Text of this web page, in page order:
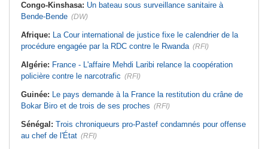
Congo-Kinshasa: Un bateau sous surveillance sanitaire à
Bende-Bende (DW)
Afrique: La Cour international de justice fixe le calendrier de la
procédure engagée par la RDC contre le Rwanda (RFI)
Algérie: France - L'affaire Mehdi Laribi relance la coopération
policière contre le narcotrafic (RFI)
Guinée: Le pays demande à la France la restitution du crâne de
Bokar Biro et de trois de ses proches (RFI)
Sénégal: Trois chroniqueurs pro-Pastef condamnés pour offense
au chef de l'État (RFI)